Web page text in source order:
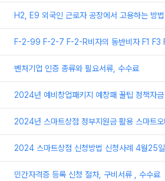
H2, E9 외국인 근로자 공장에서 고용하는 방법
F-2-99 F-2-7 F-2-R비자의 동반비자 F1 F3
벤처기업 인증 종류와 필요서류, 수수료
2024년 예비창업패키지 예창패 꿀팁 정책자금
2024년 스마트상점 정부지원금 활용 스마트
2024 스마트상점 신청방법 신청사례 4월25
민간자격증 등록 신청 절차, 구비서류 , 수수료